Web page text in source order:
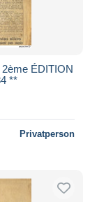
ÉDITION
**
Privatperson